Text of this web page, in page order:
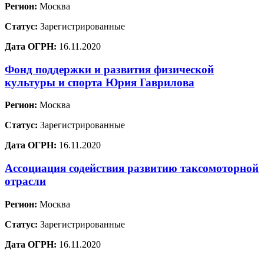
Регион: Москва
Статус: Зарегистрированные
Дата ОГРН: 16.11.2020
Фонд поддержки и развития физической
культуры и спорта Юрия Гаврилова
Регион: Москва
Статус: Зарегистрированные
Дата ОГРН: 16.11.2020
Ассоциация содействия развитию таксомоторной
отрасли
Регион: Москва
Статус: Зарегистрированные
Дата ОГРН: 16.11.2020